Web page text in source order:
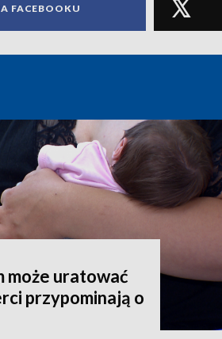
FACEBOOKU
może uratować
przypominają o